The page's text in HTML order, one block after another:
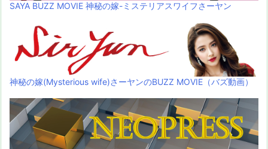
SAYA BUZZ MOVIE 神秘の嫁-ミステリアスワイフさーヤン
神秘の嫁(Mysterious wife)さーヤンのBUZZ MOVIE（バズ動画）